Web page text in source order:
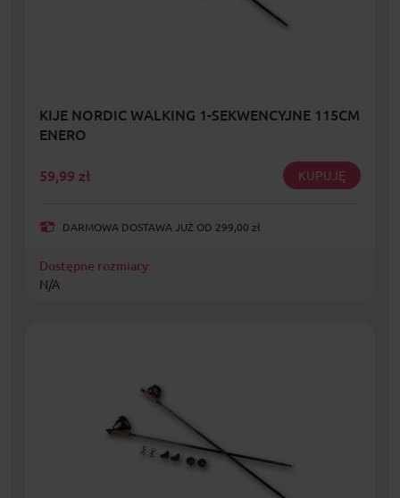
KIJE NORDIC WALKING 1-SEKWENCYJNE 115CM
ENERO
59,99 zł KUPUJĘ
DARMOWA DOSTAWA JUŻ OD 299,00 zł
Dostępne rozmiary:
N/A